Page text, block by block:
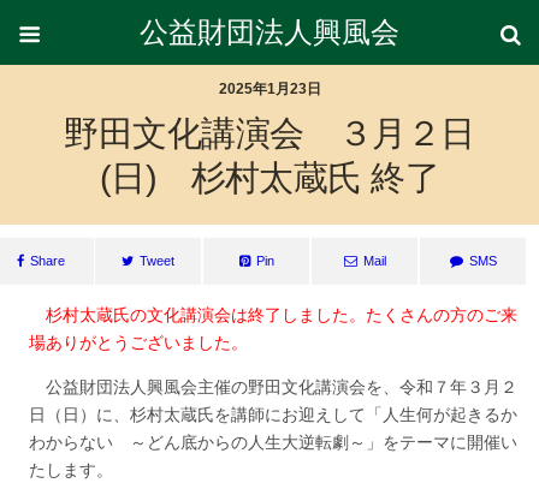
公益財団法人興風会
2025年1月23日
野田文化講演会 ３月２日
(日) 杉村太蔵氏 終了
Share Tweet Pin Mail SMS
杉村太蔵氏の文化講演会は終了しました。たくさんの方のご来
場ありがとうございました。
公益財団法人興風会主催の野田文化講演会を、令和７年３月２
日（日）に、杉村太蔵氏を講師にお迎えして「人生何が起きるか
わからない ～どん底からの人生大逆転劇～」をテーマに開催い
たします。